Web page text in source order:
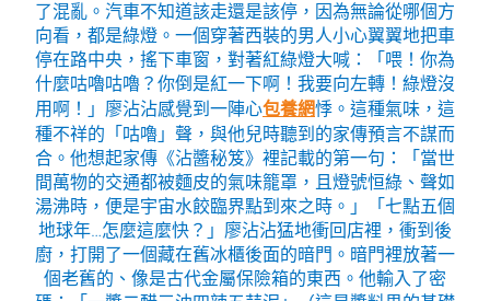
了混亂。汽車不知道該走還是該停，因為無論從哪個方
向看，都是綠燈。一個穿著西裝的男人小心翼翼地把車
停在路中央，搖下車窗，對著紅綠燈大喊：「喂！你為
什麼咕嚕咕嚕？你倒是紅一下啊！我要向左轉！綠燈沒
用啊！」廖沾沾感覺到一陣心包養網悸。這種氣味，這
種不祥的「咕嚕」聲，與他兒時聽到的家傳預言不謀而
合。他想起家傳《沾醬秘笈》裡記載的第一句：「當世
間萬物的交通都被麵皮的氣味籠罩，且燈號恒綠、聲如
湯沸時，便是宇宙水餃臨界點到來之時。」「七點五個
地球年…怎麼這麼快？」廖沾沾猛地衝回店裡，衝到後
廚，打開了一個藏在舊冰櫃後面的暗門。暗門裡放著一
個老舊的、像是古代金屬保險箱的東西。他輸入了密